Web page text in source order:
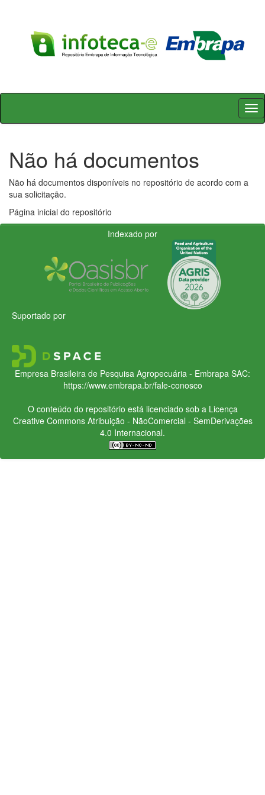
Skip
Não há documentos
Não há documentos disponíveis no repositório de acordo com a
sua solicitação.
Página inicial do repositório
Indexado por
Suportado por
Empresa Brasileira de Pesquisa Agropecuária - Embrapa SAC:
https://www.embrapa.br/fale-conosco
O conteúdo do repositório está licenciado sob a Licença
Creative CommonsAtribuição - NãoComercial - SemDerivações
4.0 Internacional.